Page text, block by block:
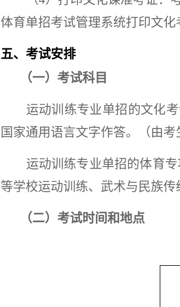
体育单招考试管理系统打印文化
五、 考试安排
（一）考试科目
运动训练专业单招的文化
国家通用语言文字作答。（由
运动训练专业单招的体育
等学校运动训练、武术与民族
（二）考试时间和地点